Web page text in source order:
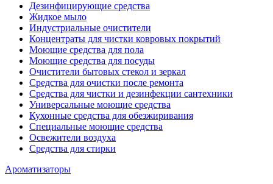
Дезинфицирующие средства
Жидкое мыло
Индустриальные очистители
Концентраты для чистки ковровых покрытий
Моющие средства для пола
Моющие средства для посуды
Очистители бытовых стекол и зеркал
Средства для очистки после ремонта
Средства для чистки и дезинфекции сантехники
Универсальные моющие средства
Кухонные средства для обезжиривания
Специальные моющие средства
Освежители воздуха
Средства для стирки
Ароматизаторы